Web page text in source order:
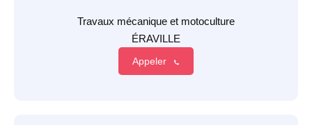
Travaux mécanique et motoculture
ÉRAVILLE
Appeler